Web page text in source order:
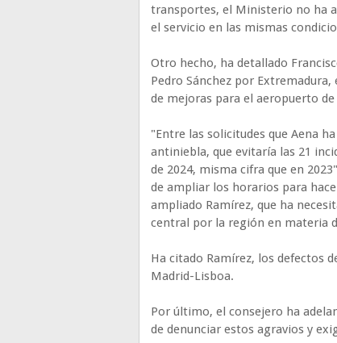
transportes, el Ministerio no ha
el servicio en las mismas
Otro hecho, ha detallado
Pedro Sánchez por
de mejoras para el aeropuerto
"Entre las solicitudes que Aena
antiniebla, que evitaría las 21
de 2024, misma cifra que en
de ampliar los horarios para
ampliado Ramírez, que ha
central por la región en materia
Ha citado Ramírez, los defectos
Madrid-Lisboa.
Por último, el consejero ha
de denunciar estos agravios y